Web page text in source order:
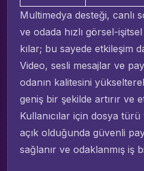
Multimedya desteği, canlı
ve odada hızlı görsel-
kılar; bu sayede etkileşim
Video, sesli mesajlar ve
odanın kalitesini
geniş bir şekilde artırır ve
Kullanıcılar için dosya türü
açık olduğunda güvenli
sağlanır ve odaklanmış iş